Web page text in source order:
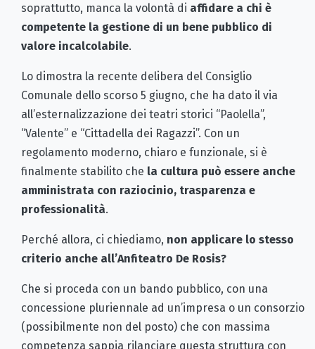
soprattutto, manca la volontà di affidare a chi è
competente la gestione di un bene pubblico di
valore incalcolabile.
Lo dimostra la recente delibera del Consiglio
Comunale dello scorso 5 giugno, che ha dato il via
all’esternalizzazione dei teatri storici “Paolella”,
“Valente” e “Cittadella dei Ragazzi”. Con un
regolamento moderno, chiaro e funzionale, si è
finalmente stabilito che la cultura può essere anche
amministrata con raziocinio, trasparenza e
professionalità.
Perché allora, ci chiediamo, non applicare lo stesso
criterio anche all’Anfiteatro De Rosis?
Che si proceda con un bando pubblico, con una
concessione pluriennale ad un’impresa o un consorzio
(possibilmente non del posto) che con massima
competenza sappia rilanciare questa struttura con